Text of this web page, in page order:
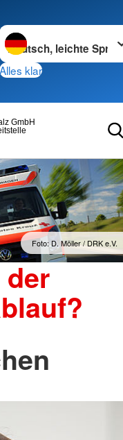
Sprache wechseln zu
Alles klar
GmbH
Foto: D. Möller / DRK e.V.
der